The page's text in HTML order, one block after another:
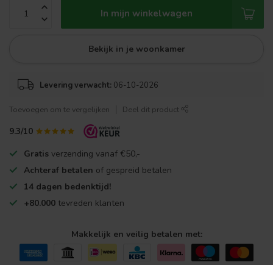
In mijn winkelwagen
Bekijk in je woonkamer
Levering verwacht: 06-10-2026
Toevoegen om te vergelijken Deel dit product
9.3/10
Gratis verzending vanaf €50,-
Achteraf betalen of gespreid betalen
14 dagen bedenktijd!
+80.000 tevreden klanten
Makkelijk en veilig betalen met: